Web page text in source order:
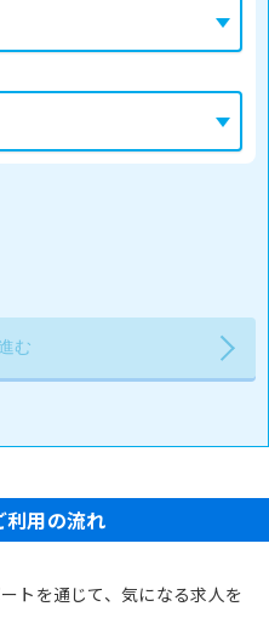
用の流れ
トを通じて、気になる求人を